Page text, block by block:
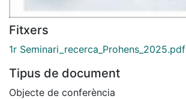
Fitxers
1r Seminari_recerca_Prohens_2025.pdf
Tipus de document
Objecte de conferència